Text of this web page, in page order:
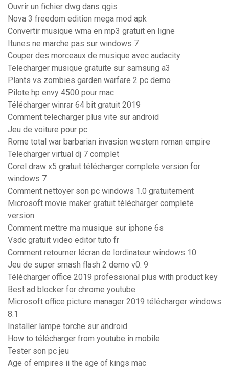
Ouvrir un fichier dwg dans qgis
Nova 3 freedom edition mega mod apk
Convertir musique wma en mp3 gratuit en ligne
Itunes ne marche pas sur windows 7
Couper des morceaux de musique avec audacity
Telecharger musique gratuite sur samsung a3
Plants vs zombies garden warfare 2 pc demo
Pilote hp envy 4500 pour mac
Télécharger winrar 64 bit gratuit 2019
Comment telecharger plus vite sur android
Jeu de voiture pour pc
Rome total war barbarian invasion western roman empire
Telecharger virtual dj 7 complet
Corel draw x5 gratuit télécharger complete version for
windows 7
Comment nettoyer son pc windows 1.0 gratuitement
Microsoft movie maker gratuit télécharger complete
version
Comment mettre ma musique sur iphone 6s
Vsdc gratuit video editor tuto fr
Comment retourner lécran de lordinateur windows 10
Jeu de super smash flash 2 demo v0. 9
Télécharger office 2019 professional plus with product key
Best ad blocker for chrome youtube
Microsoft office picture manager 2019 télécharger windows
8.1
Installer lampe torche sur android
How to télécharger from youtube in mobile
Tester son pc jeu
Age of empires ii the age of kings mac